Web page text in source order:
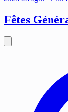
Fêtes